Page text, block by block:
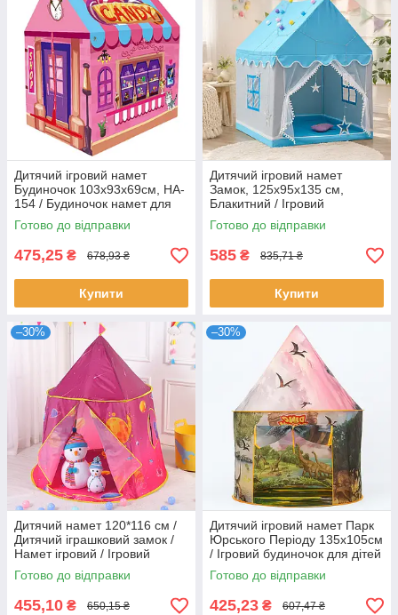
Дитячий ігровий намет
Будиночок 103х93х69см, HA-
154 / Будиночок намет для
дітей / Складний намет у
вигляді будиночка
Готово до відправки
475,25 ₴ 678,93 ₴
Купити
Дитячий ігровий намет
Замок, 125х95х135 см,
Блакитний / Ігровий
будиночок-намет / Намет у
вигляді будиночка
Готово до відправки
585 ₴ 835,71 ₴
Купити
–30%
Дитячий намет 120*116 см /
Дитячий іграшковий замок /
Намет ігровий / Ігровий
будиночок
Готово до відправки
455,10 ₴ 650,15 ₴
–30%
Дитячий ігровий намет Парк
Юрського Періоду 135х105см
/ Ігровий будиночок для дітей
/ Намет дитячий
Готово до відправки
425,23 ₴ 607,47 ₴